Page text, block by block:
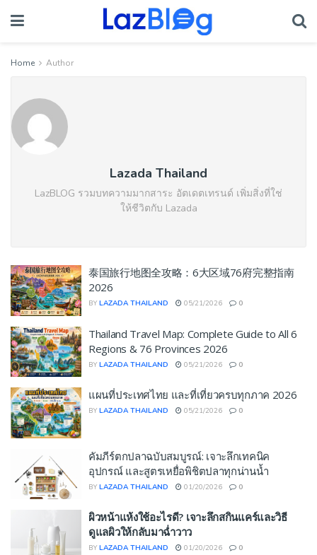
Home Author
Lazada Thailand
LazBLOG รวมบทความมากสาระ อัตเดตเทรนด์ เพิ่มสิ่งที่ใช่
ให้ชีวิตกับ Lazada
泰国旅行地图全攻略：6大区域76府完整指南
2026
BY LAZADA THAILAND 05/21/2026 0
Thailand Travel Map: Complete Guide to All 6
Regions & 76 Provinces 2026
BY LAZADA THAILAND 05/21/2026 0
แผนที่ประเทศไทย และที่เที่ยวครบทุกภาค 2026
BY LAZADA THAILAND 05/21/2026 0
คัมภีร์ตกปลาฉบับสมบูรณ์: เจาะลึกเทคนิค
อุปกรณ์ และสูตรเหยื่อพิชิตปลาทุกน่านน้ำ
BY LAZADA THAILAND 01/20/2026 0
ผิวหน้าแห้งใช้อะไรดี? เจาะลึกสกินแคร์และวิธี
ดูแลผิวให้กลับมาฉ่ำวาว
BY LAZADA THAILAND 01/20/2026 0